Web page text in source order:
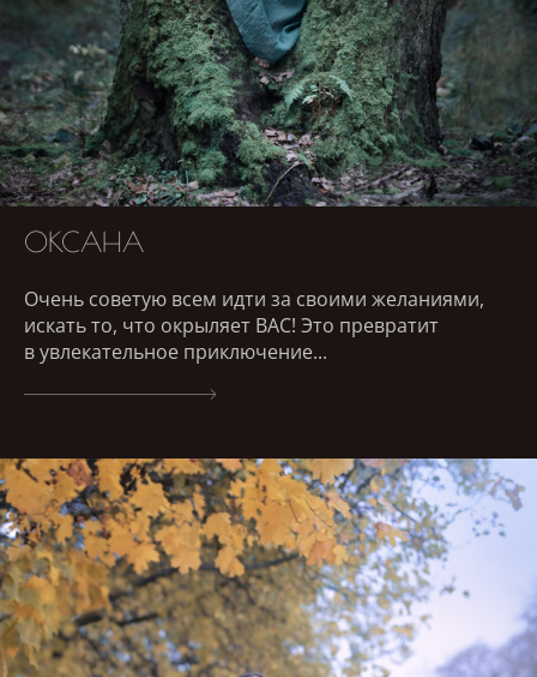
ОКСАНА
Очень советую всем идти за своими желаниями,
искать то, что окрыляет ВАС! Это превратит
в увлекательное приключение...